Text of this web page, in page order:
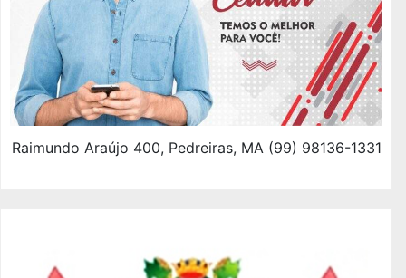
Raimundo Araújo 400, Pedreiras, MA (99) 98136-1331